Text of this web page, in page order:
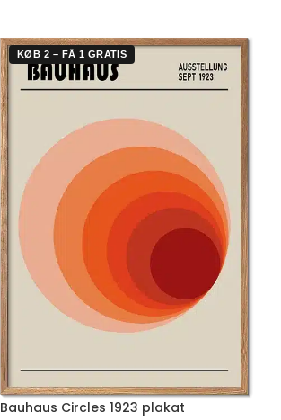
KØB 2 – FÅ 1 GRATIS
Bauhaus Circles 1923 plakat